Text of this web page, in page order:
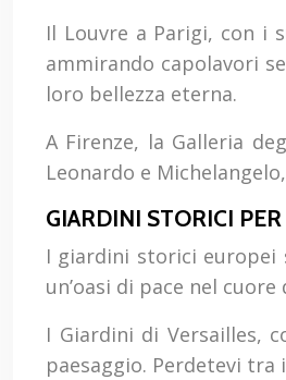
Il Louvre a Parigi, con i
ammirando capolavori
loro bellezza eterna.
A Firenze, la Galleria
Leonardo e
GIARDINI STORICI
I giardini storici europei
un’oasi di pace nel
I Giardini di Versailles,
paesaggio. Perdetevi